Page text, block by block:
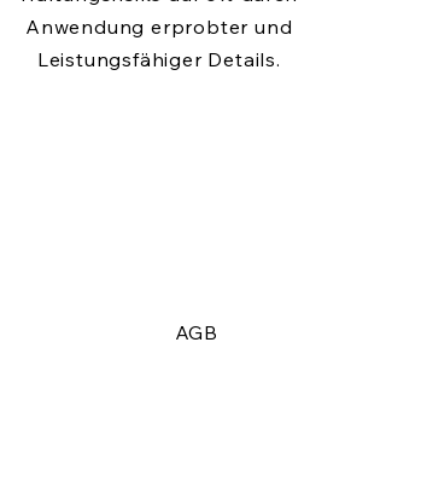
Anwendung erprobter und
Leistungsfähiger Details.
AGB